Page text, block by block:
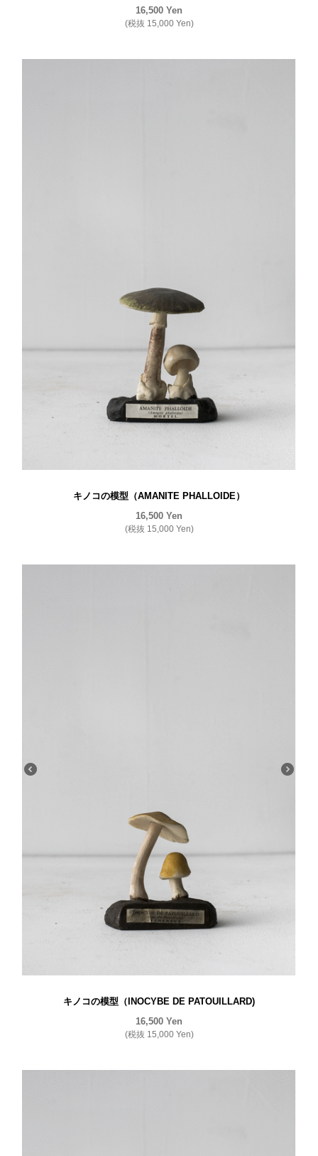
16,500 Yen
(税抜 15,000 Yen)
キノコの模型（AMANITE PHALLOIDE）
16,500 Yen
(税抜 15,000 Yen)
キノコの模型（INOCYBE DE PATOUILLARD)
16,500 Yen
(税抜 15,000 Yen)